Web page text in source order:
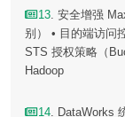
13. 安全增强
别） • 目的端访问
STS 授权策略（
Hadoop
14. DataWorks